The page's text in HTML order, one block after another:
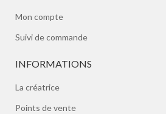
Mon compte
Suivi de commande
INFORMATIONS
La créatrice
Points de vente